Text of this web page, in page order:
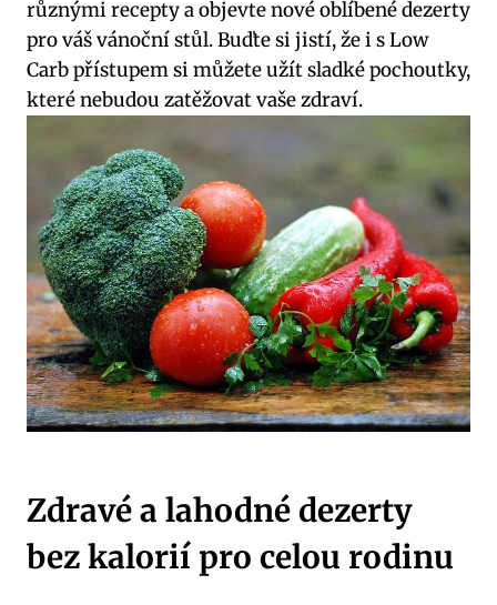
různými recepty ⁤a objevte nové oblíbené dezerty
pro váš‌ vánoční stůl. Buďte si jistí, že i s Low
Carb přístupem si můžete užít sladké pochoutky,
které nebudou zatěžovat vaše​ zdraví.
Zdravé a lahodné dezerty
⁤bez kalorií pro celou rodinu